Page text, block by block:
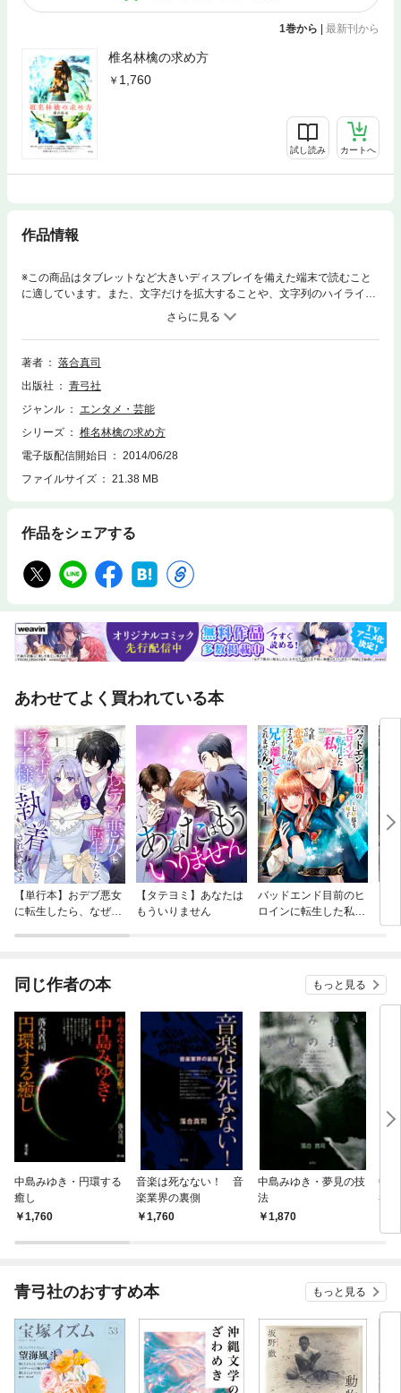
1巻から | 最新刊から
椎名林檎の求め方
1,760
試し読み カートへ
作品情報
※この商品はタブレットなど大きいディスプレイを備えた端末で読むこと
に適しています。また、文字だけを拡大することや、文字列のハイライ
ト、検索、辞書の参照、引用などの機能が使用できません。商業主義にま
みれた日本の音楽シーンに突如現れ、真実の音楽を追究しつづけた林檎。
デビューから現在までの全活動を記録した感動のドキュメント。
著者
落合真司
出版社
青弓社
ジャンル
エンタメ・芸能
シリーズ
椎名林檎の求め方
電子版配信開始日
2014/06/28
ファイルサイズ
21.38 MB
作品をシェアする
あわせてよく買われている本
【単行本】おデブ悪女
に転生したら、なぜか
【タテヨミ】あなたは
もういりません
バッドエンド目前のヒ
ロインに転生した私、
同じ作者の本 もっと見る
中島みゆき・円環する
癒し
1,760
音楽は死なない！ 音
楽業界の裏側
1,760
中島みゆき・夢見の技
法
1,870
中
者へ
青弓社のおすすめ本 もっと見る